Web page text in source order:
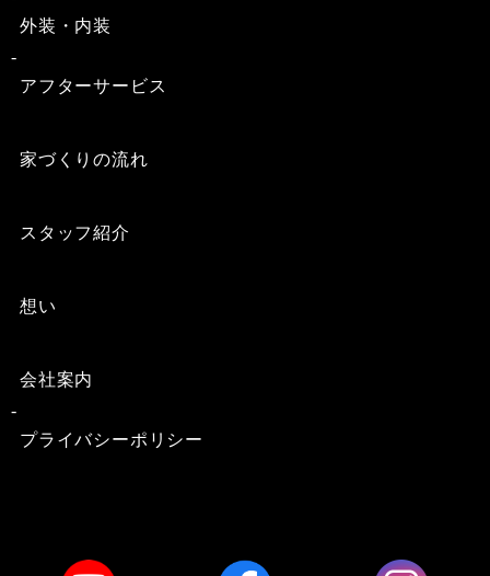
外装・内装
アフターサービス
家づくりの流れ
スタッフ紹介
想い
会社案内
プライバシーポリシー